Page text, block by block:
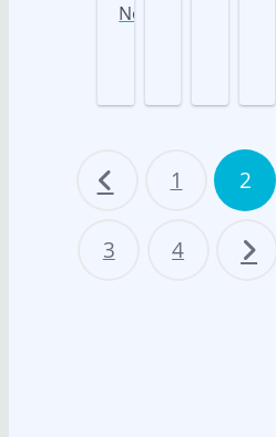
Nori
1 2
3 4